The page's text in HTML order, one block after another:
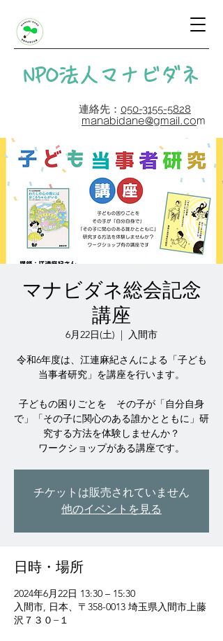
​NPO法人マナビダネ
連絡先： 050-3155-5828
manabidane@gmail.com
マナビダネ総会記念
講座
6月22日(土)
  |
入間市
令和6年度は、江連麻紀さんによる「子ども
当事者研究」を講座を行います。
子どもの困りごとを その子が「自分自身
で」「その子に関心のある誰かとともに」研
究する方法を体験しませんか？
ワークショップがある講座です。
チケットは販売されていません
他のイベントを見る
日時・場所
2024年6月22日 13:30 – 15:30
入間市, 日本、〒358-0013 埼玉県入間市上藤
沢７３０−１